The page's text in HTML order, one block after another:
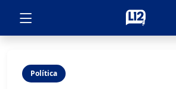
Política